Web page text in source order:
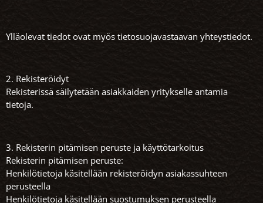
Ylläolevat tiedot ovat myös tietosuojavastaavan yhteystiedot.
2. Rekisteröidyt
Rekisterissä säilytetään asiakkaiden yritykselle antamia
tietoja.
3. Rekisterin pitämisen peruste ja käyttötarkoitus
Rekisterin pitämisen peruste:
Henkilötietoja käsitellään rekisteröidyn asiakassuhteen
perusteella
Henkilötietoja käsitellään suostumuksen perusteella